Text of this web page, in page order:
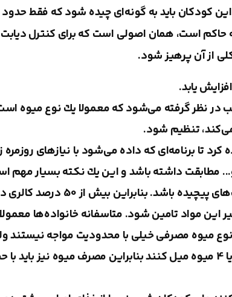
حاكم است، همان اصولی است كه برای كنترل دیابت
از آن پرهیز شود.
یابد.
نظر گرفته می‌شود كه معمولا یك نوع میوه
تنظیم شود.
كرد تا برنامه‌ای كه داده می‌شود با نیازهای
مطابقت داشته باشد و این یك نكته بسیار مهم
پایه اصلی تغذیه در كودكان دیابتی باید بر مبنای
این مواد تامین شود. متاسفانه خانواده‌ها
میوه مصرفی خیلی با محدودیت مواجه نیستند
میزان و حجم مصرف باید مراقب باشند و نباید در یك وعده 3 یا 4 میوه میل كنند بنابراین مصرف